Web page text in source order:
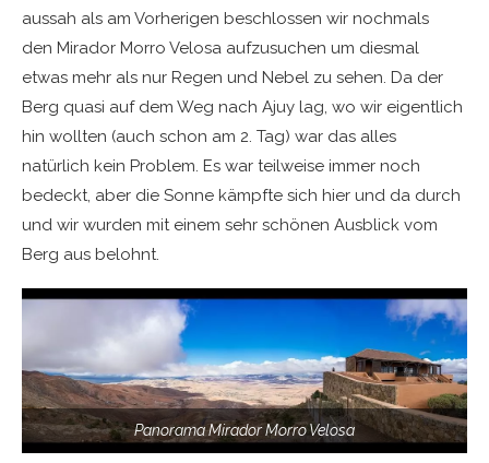
aussah als am Vorherigen beschlossen wir nochmals
den Mirador Morro Velosa aufzusuchen um diesmal
etwas mehr als nur Regen und Nebel zu sehen. Da der
Berg quasi auf dem Weg nach Ajuy lag, wo wir eigentlich
hin wollten (auch schon am 2. Tag) war das alles
natürlich kein Problem. Es war teilweise immer noch
bedeckt, aber die Sonne kämpfte sich hier und da durch
und wir wurden mit einem sehr schönen Ausblick vom
Berg aus belohnt.
Panorama Mirador Morro Velosa